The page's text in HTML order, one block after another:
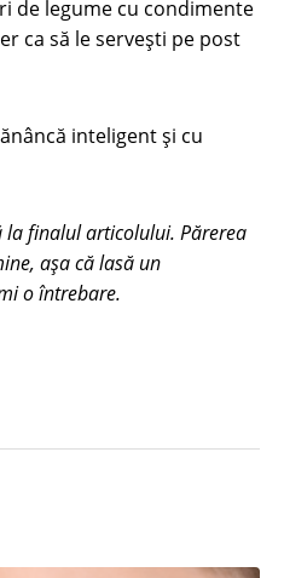
de legume cu condimente
ca să le serveşti pe post
inteligent şi cu
la finalul articolului. Părerea
așa că lasă un
o întrebare.